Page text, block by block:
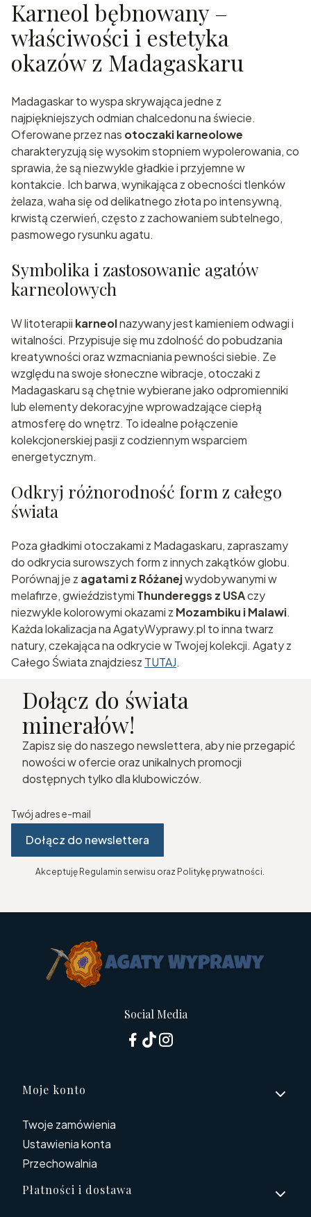
Karneol bębnowany –
właściwości i estetyka
okazów z Madagaskaru
Madagaskar to wyspa skrywająca jedne z
najpiękniejszych odmian chalcedonu na świecie.
Oferowane przez nas otoczaki karneolowe
charakteryzują się wysokim stopniem wypolerowania, co
sprawia, że są niezwykle gładkie i przyjemne w
kontakcie. Ich barwa, wynikająca z obecności tlenków
żelaza, waha się od delikatnego złota po intensywną,
krwistą czerwień, często z zachowaniem subtelnego,
pasmowego rysunku agatu.
Symbolika i zastosowanie agatów
karneolowych
W litoterapii karneolnazywany jest kamieniem odwagi i
witalności. Przypisuje się mu zdolność do pobudzania
kreatywności oraz wzmacniania pewności siebie. Ze
względu na swoje słoneczne wibracje, otoczaki z
Madagaskaru są chętnie wybierane jako odpromienniki
lub elementy dekoracyjne wprowadzające ciepłą
atmosferę do wnętrz. To idealne połączenie
kolekcjonerskiej pasji z codziennym wsparciem
energetycznym.
Odkryj różnorodność form z całego
świata
Poza gładkimi otoczakami z Madagaskaru, zapraszamy
do odkrycia surowszych form z innych zakątków globu.
Porównaj je z agatami z Różanejwydobywanymi w
melafirze, gwieździstymi Thundereggs z USAczy
niezwykle kolorowymi okazami z Mozambiku i Malawi.
Każda lokalizacja na AgatyWyprawy.pl to inna twarz
natury, czekająca na odkrycie w Twojej kolekcji. Agaty z
Całego Świata znajdziesz TUTAJ.
Dołącz do świata
minerałów!
Zapisz się do naszego newslettera, aby nie przegapić
nowości w ofercie oraz unikalnych promocji
dostępnych tylko dla klubowiczów.
Twój adres e-mail
Dołącz do newslettera
Akceptuję Regulamin serwisu oraz Politykę prywatności.
Social Media
Linki w stopce
Moje konto
Twoje zamówienia
Ustawienia konta
Przechowalnia
Płatności i dostawa